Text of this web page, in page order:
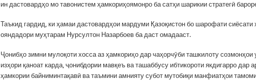
ин дастовардҳо мо тавонистем ҳамкориҳоямонро ба сатҳи шарикии стратегӣ
Таъкид гардид, ки ҳамаи дастовардҳои мардуми Қазоқистон бо шарофати
ояндадори муҳтарам Нурсултон Назарбоев ба даст омадааст.
Ҷонибҳо зимни мулоқоти хосса аз ҳамкориҳо дар чаҳорчӯби ташкилоту
изҳори қаноат карда, ҷонибдории мавқеъ ва ташаббусу ибтикороти якдигарро дар
ҳамкории байниминтақавӣ ва таъмини амнияту субот мутобиқи манфиатҳои